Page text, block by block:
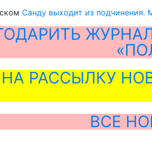
Санду выходит из подчинения.
РАССЫЛКУ
ВСЕ